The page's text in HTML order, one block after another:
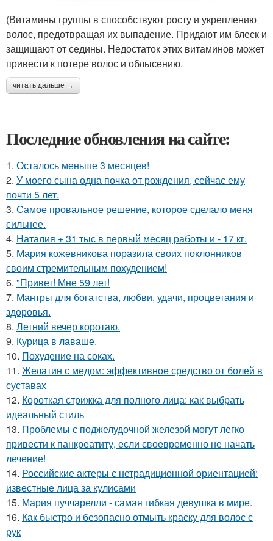
(Витамины группы в способствуют росту и укреплению
волос, предотвращая их выпадение. Придают им блеск и
защищают от седины. Недостаток этих витаминов может
привести к потере волос и облысению.
читать дальше →
Последние обновления на сайте:
1. Осталось меньше 3 месяцев!
2. У моего сына одна почка от рождения, сейчас ему
почти 5 лет.
3. Самое провальное решение, которое сделало меня
сильнее.
4. Наталия + 31 тыс в первый месяц работы и - 17 кг.
5. Мария кожевникова поразила своих поклонников
своим стремительным похудением!
6. "Привет! Мне 59 лет!
7. Мантры для богатства, любви, удачи, процветания и
здоровья.
8. Летний вечер коротаю.
9. Курица в лаваше.
10. Похудение на соках.
11. Желатин с медом: эффективное средство от болей в
суставах
12. Короткая стрижка для полного лица: как выбрать
идеальный стиль
13. Проблемы с поджелудочной железой могут легко
привести к панкреатиту, если своевременно не начать
лечение!
14. Российские актеры с нетрадиционной ориентацией:
известные лица за кулисами
15. Мария пуччарелли - самая гибкая девушка в мире.
16. Как быстро и безопасно отмыть краску для волос с
рук